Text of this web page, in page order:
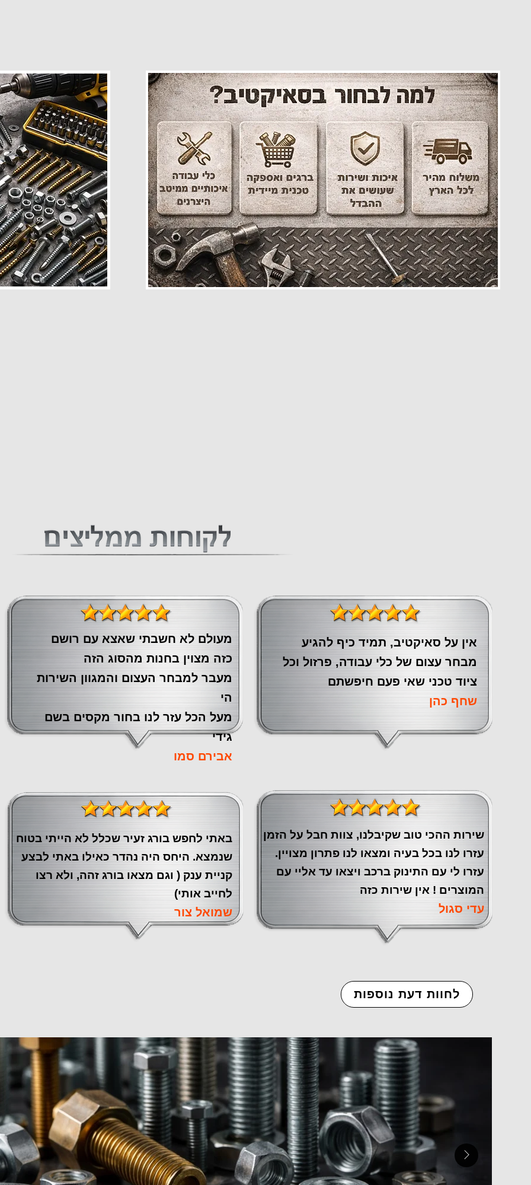
מעולם לא חשבתי שאצא עם רושם
כזה מצוין ‏בחנות מהסוג הזה
‏מעבר ‏למבחר העצום והמגוון השירות
הי
מעל הכל עזר לנו ‏בחור מקסים בשם
גידי
אבירם סמו
אין על סאיקטיב, תמיד כיף להגיע
מבחר עצום של כלי עבודה, פרזול וכל
ציוד טכני שאי פעם חיפשתם
שחף כהן
שירות ההכי טוב שקיבלנו, צוות חבל על הזמן
עזרו לנו בכל בעיה ומצאו לנו פתרון מצויין.
עזרו לי עם התינוק ברכב ויצאו עד אליי עם
המוצרים ! אין שירות כזה
עדי סגול
באתי לחפש בורג זעיר שכלל לא הייתי בטוח
שנמצא. היחס היה נהדר כאילו באתי לבצע
קניית ענק ( וגם מצאו בורג זהה, ולא רצו
לחייב אותי)
שמואל צור
לחוות דעת נוספות